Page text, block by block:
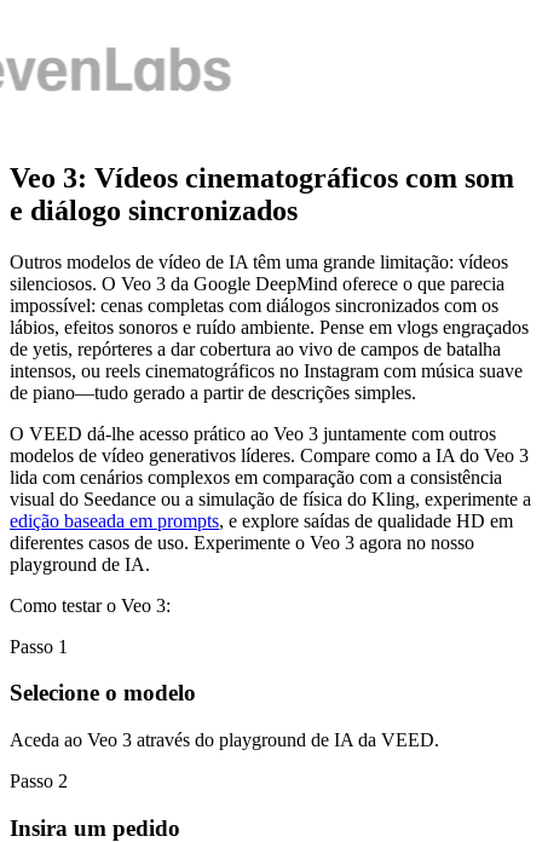
Veo 3: Vídeos cinematográficos com som
e diálogo sincronizados
Outros modelos de vídeo de IA têm uma grande limitação: vídeos
silenciosos. O Veo 3 da Google DeepMind oferece o que parecia
impossível: cenas completas com diálogos sincronizados com os
lábios, efeitos sonoros e ruído ambiente. Pense em vlogs engraçados
de yetis, repórteres a dar cobertura ao vivo de campos de batalha
intensos, ou reels cinematográficos no Instagram com música suave
de piano—tudo gerado a partir de descrições simples.
O VEED dá-lhe acesso prático ao Veo 3 juntamente com outros
modelos de vídeo generativos líderes. Compare como a IA do Veo 3
lida com cenários complexos em comparação com a consistência
visual do Seedance ou a simulação de física do Kling, experimente a
edição baseada em prompts, e explore saídas de qualidade HD em
diferentes casos de uso. Experimente o Veo 3 agora no nosso
playground de IA.
Como testar o Veo 3:
Passo 1
Selecione o modelo
Aceda ao Veo 3 através do playground de IA da VEED.
Passo 2
Insira um pedido